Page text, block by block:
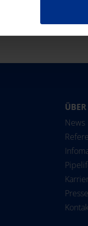
News